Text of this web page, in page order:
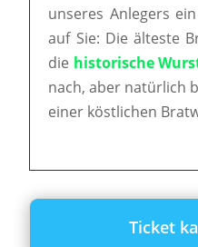
unseres Anlegers ein
auf Sie: Die älteste
die historische
nach, aber natürlich
einer köstlichen
Ticket